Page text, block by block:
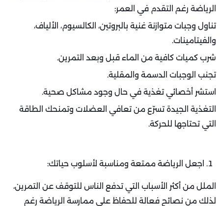
الرياضة رغم التقدم في العمر:
تناول وجبات متوازنة غنية بالبروتين، الكالسيوم، الألياف،
والفيتامينات.
شرب كميات كافية من الماء قبل وبعد التمرين.
تجنب الوجبات الدسمة والمقلية.
استشر أخصائي تغذية في حال وجود مشاكل صحية.
التغذية الجيدة تسرّع من تعافي العضلات وتمنحك الطاقة
التي تحتاجها للحركة.
اجعل الرياضة ممتعة ومناسبة لأسلوب حياتك:
الملل من أكثر الأسباب التي تدفع الناس للتوقف عن التمرين،
لذلك من نصائح فعالة للحفاظ على ممارسة الرياضة رغم